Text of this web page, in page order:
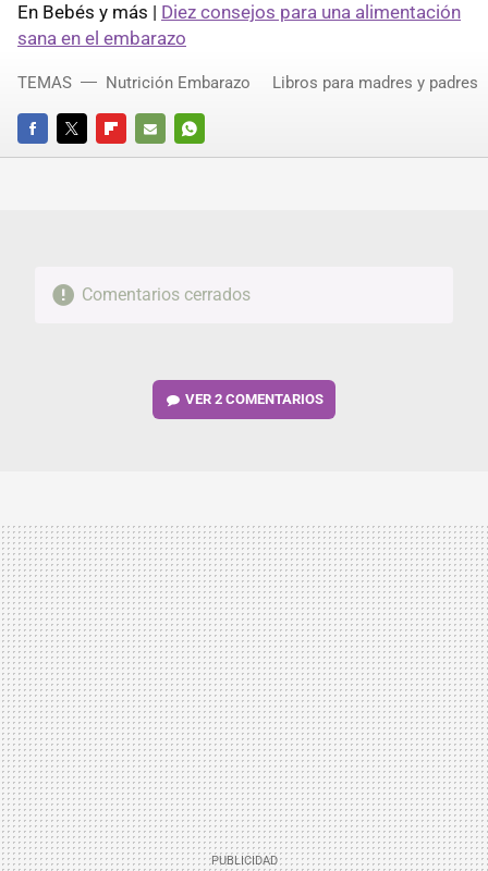
En Bebés y más | Diez consejos para una alimentación
sana en el embarazo
FACEBOOKTWITTERFLIPBOARD
E-
WHATSAPP
TEMAS Nutrición Embarazo Libros para madres y padres
Comentarios cerrados
VER2 COMENTARIOS